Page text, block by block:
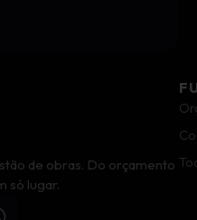
de obras. Do orçamento
só lugar.